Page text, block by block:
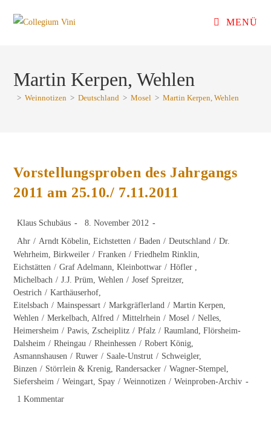
Inhalt
MENÜ
Martin Kerpen, Wehlen
> Weinnotizen > Deutschland > Mosel > Martin Kerpen, Wehlen
Vorstellungsproben des Jahrgangs
2011 am 25.10./ 7.11.2011
Beitrags-
Klaus Schubäus
Beitrag
8. November 2012
Beitrags-
Kategorie:
Ahr / Arndt Köbelin, Eichstetten / Baden / Deutschland / Dr.
Wehrheim, Birkweiler / Franken / Friedhelm Rinklin,
Eichstätten / Graf Adelmann, Kleinbottwar / Höfler ,
Michelbach / J.J. Prüm, Wehlen / Josef Spreitzer,
Oestrich / Karthäuserhof,
Eitelsbach / Mainspessart / Markgräflerland / Martin Kerpen,
Wehlen / Merkelbach, Alfred / Mittelrhein / Mosel / Nelles,
Heimersheim / Pawis, Zscheiplitz / Pfalz / Raumland, Flörsheim-
Dalsheim / Rheingau / Rheinhessen / Robert König,
Asmannshausen / Ruwer / Saale-Unstrut / Schweigler,
Binzen / Störrlein & Krenig, Randersacker / Wagner-Stempel,
Siefersheim / Weingart, Spay / Weinnotizen / Weinproben-Archiv
Beitrags-
1 Kommentar